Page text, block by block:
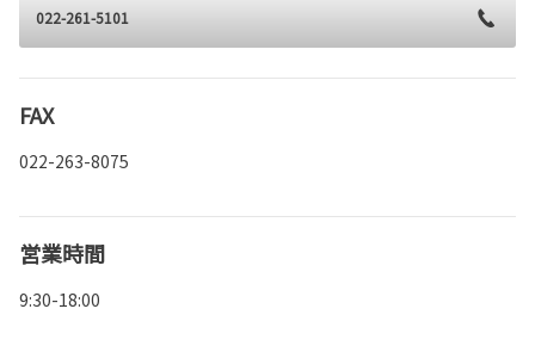
022-261-5101
FAX
022-263-8075
営業時間
9:30-18:00